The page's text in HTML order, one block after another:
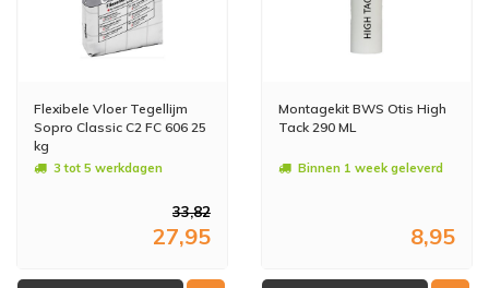
Flexibele Vloer Tegellijm
Sopro Classic C2 FC 606 25
kg
3 tot 5 werkdagen
33,82
27,95
Montagekit BWS Otis High
Tack 290 ML
Binnen 1 week geleverd
8,95